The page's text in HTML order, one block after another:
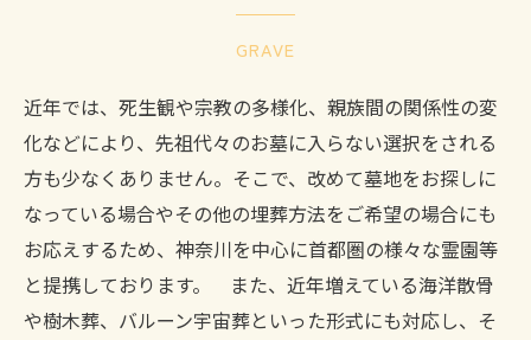
GRAVE
近年では、死生観や宗教の多様化、親族間の関係性の変
化などにより、先祖代々のお墓に入らない選択をされる
方も少なくありません。そこで、改めて墓地をお探しに
なっている場合やその他の埋葬方法をご希望の場合にも
お応えするため、神奈川を中心に首都圏の様々な霊園等
と提携しております。 また、近年増えている海洋散骨
や樹木葬、バルーン宇宙葬といった形式にも対応し、そ